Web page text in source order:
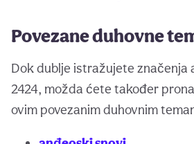
Povezane duhovne
Dok dublje istražujete značenja
2424, možda ćete također
ovim povezanim duhovnim